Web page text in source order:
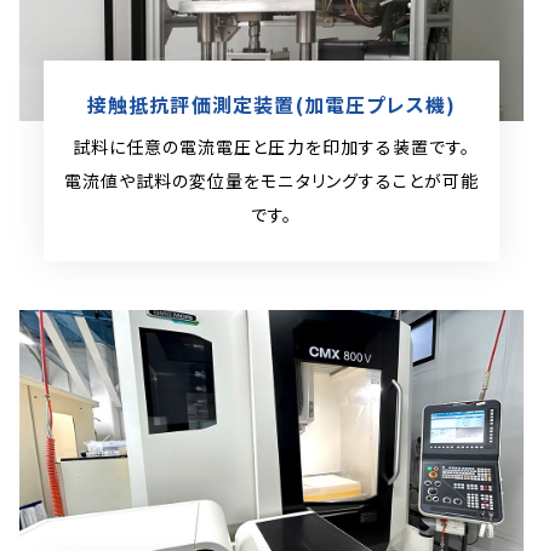
接触抵抗評価測定装置(加電圧プレス機)
試料に任意の電流電圧と圧力を印加する装置です。
電流値や試料の変位量をモニタリングすることが可能
です。